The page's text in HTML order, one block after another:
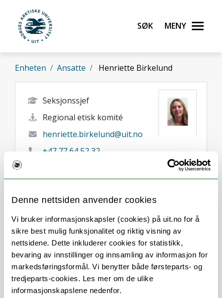
Denne nettsiden anvender cookies
Vi bruker informasjonskapsler (cookies) på uit.no for å
sikre best mulig funksjonalitet og riktig visning av
nettsidene. Dette inkluderer cookies for statistikk,
bevaring av innstillinger og innsamling av informasjon for
markedsføringsformål. Vi benytter både førsteparts- og
tredjeparts-cookies. Les mer om de ulike
informasjonskapslene nedenfor.
Gå til hovedinnhold
UiT Norges arktiske universitet
Søk Meny
Enheten Ansatte Henriette Birkelund
Seksjonssjef
Regional etisk komité
henriette.birkelund@uit.no
+47 77 64 52 32
Om
Forskning og undervisning
Her finner du meg